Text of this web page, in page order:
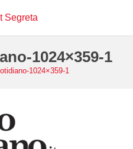
Segreta
1024×359-1
1024×359-1